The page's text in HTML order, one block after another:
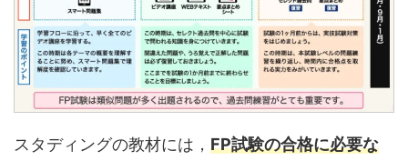
スタディングの教材には， FP試験の合格に必要な